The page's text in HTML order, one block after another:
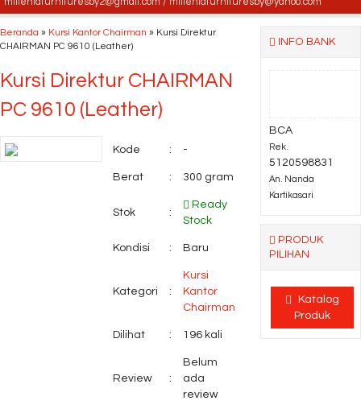
Kursi Kantor DONATI
Beranda » Kursi Kantor Chairman » Kursi Direktur
CHAIRMAN PC 9610 (Leather)
Kursi Direktur CHAIRMAN
PC 9610 (Leather)
Kode : -
Berat : 300 gram
Stok :
Ready
Stock
Kondisi : Baru
Kategori :
Kursi
Kantor
Chairman
Dilihat : 196 kali
Review :
Belum
ada
review
INFO BANK
BCA
Rek.
5120598831
An. Nanda
Kartikasari
PRODUK
PILIHAN
Katalog
Produk